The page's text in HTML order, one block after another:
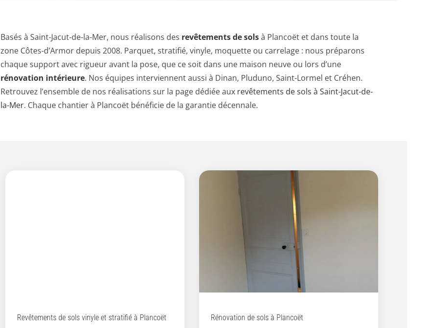
Basés à Saint-Jacut-de-la-Mer, nous réalisons des revêtements de solsà Plancoët et dans toute la
zone Côtes-d’Armor depuis 2008. Parquet, stratifié, vinyle, moquette ou carrelage : nous préparons
chaque support avec rigueur avant la pose, que ce soit dans une maison neuve ou lors d’une
rénovation intérieure. Nos équipes interviennent aussi à Dinan, Pluduno, Saint-Lormel et Créhen.
Retrouvez l’ensemble de nos réalisations sur la page dédiée aux revêtements de sols à Saint-Jacut-de-
la-Mer. Chaque chantier à Plancoët bénéficie de la garantie décennale.
Revêtements de sols vinyle et stratifié à Plancoët
Rénovation de sols à Plancoët